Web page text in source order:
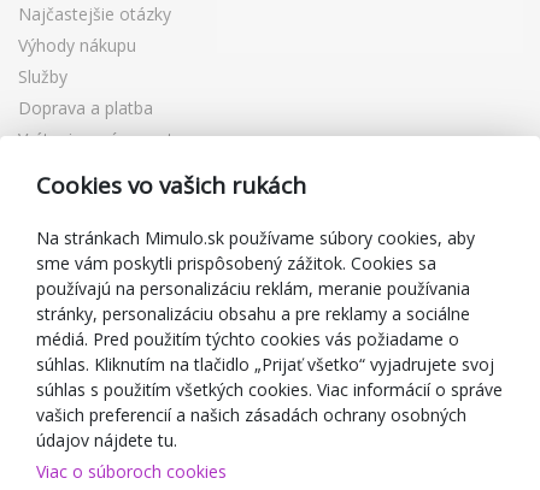
Najčastejšie otázky
Výhody nákupu
Služby
Doprava a platba
Vrátenie a výmena tovaru
Reklamácia
Darčekové poukážky
Zľavové kupóny
Blog
O predajcovi
Mimulo.sk
Obchodné podmienky
Ochrana osobných údajov GDPR
Kontakty
Spolupracujeme
Cookies vo vašich rukách
Na stránkach Mimulo.sk používame súbory cookies, aby
sme vám poskytli prispôsobený zážitok. Cookies sa
používajú na personalizáciu reklám, meranie používania
stránky, personalizáciu obsahu a pre reklamy a sociálne
médiá. Pred použitím týchto cookies vás požiadame o
súhlas. Kliknutím na tlačidlo „Prijať všetko“ vyjadrujete svoj
súhlas s použitím všetkých cookies. Viac informácií o správe
vašich preferencií a našich zásadách ochrany osobných
údajov nájdete tu.
Viac o súboroch cookies